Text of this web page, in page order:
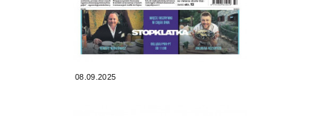
08.09.2025